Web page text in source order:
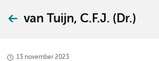
van Tuijn, C.F.J. (Dr.)
13 november 2023